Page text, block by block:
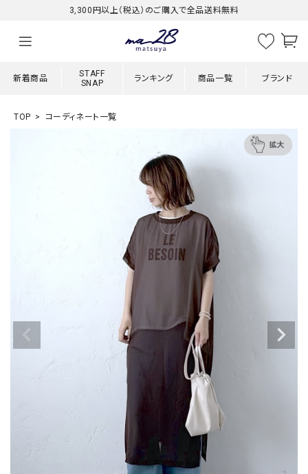
3,300円以上（税込）のご購入で全品送料無料
新着商品
STAFF
SNAP
ランキング 商品一覧 ブランド
TOP コーディネート一覧